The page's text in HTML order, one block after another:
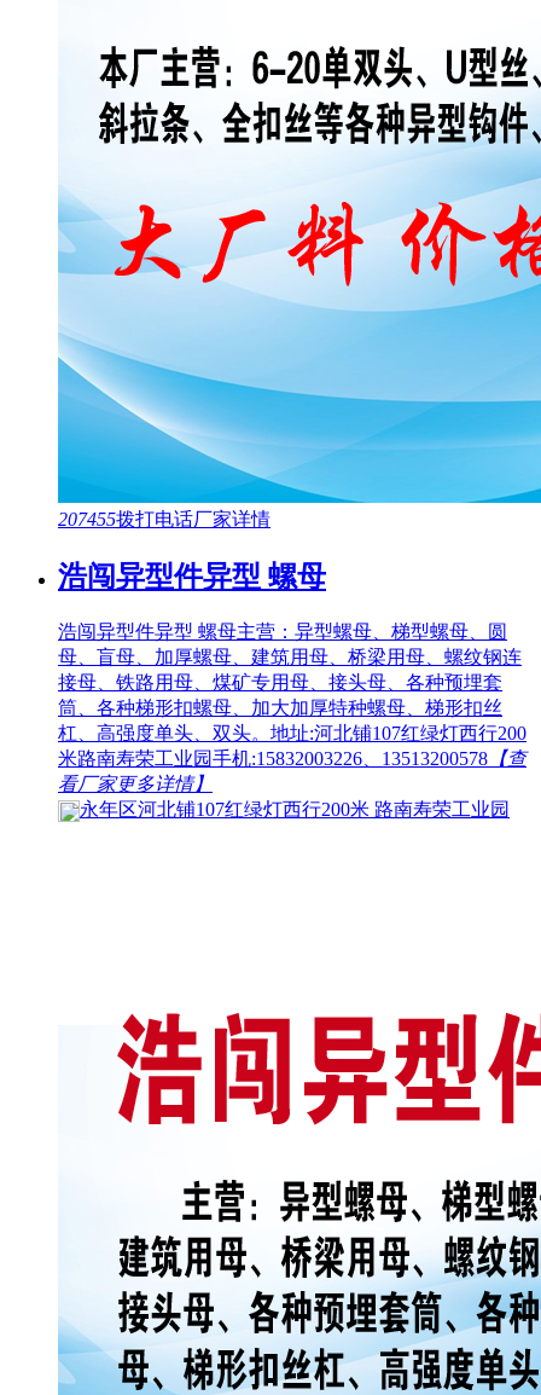
207455拨打电话厂家详情
浩闯异型件异型 螺母
浩闯异型件异型 螺母主营：异型螺母、梯型螺母、圆
母、盲母、加厚螺母、建筑用母、桥梁用母、螺纹钢连
接母、铁路用母、煤矿专用母、接头母、各种预埋套
筒、各种梯形扣螺母、加大加厚特种螺母、梯形扣丝
杠、高强度单头、双头。地址:河北铺107红绿灯西行200
米路南寿荣工业园手机:15832003226、13513200578 【查
看厂家更多详情】
永年区河北铺107红绿灯西行200米 路南寿荣工业园